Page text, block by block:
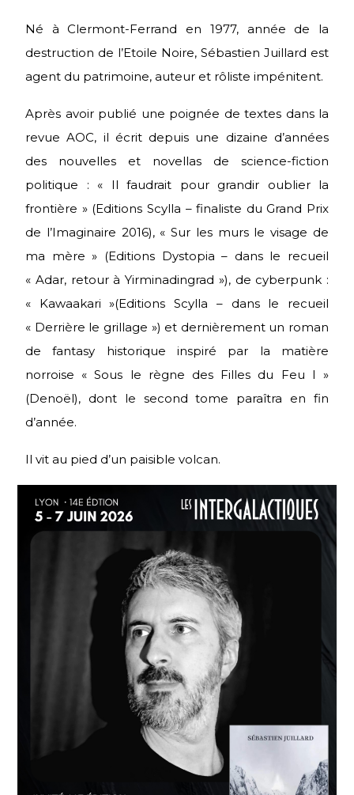
Né à Clermont-Ferrand en 1977, année de la
destruction de l’Etoile Noire, Sébastien Juillard est
agent du patrimoine, auteur et rôliste impénitent.
Après avoir publié une poignée de textes dans la
revue AOC, il écrit depuis une dizaine d’années
des nouvelles et novellas de science-fiction
politique : « Il faudrait pour grandir oublier la
frontière » (Editions Scylla – finaliste du Grand Prix
de l’Imaginaire 2016), « Sur les murs le visage de
ma mère » (Editions Dystopia – dans le recueil
« Adar, retour à Yirminadingrad »), de cyberpunk :
« Kawaakari »(Editions Scylla – dans le recueil
« Derrière le grillage ») et dernièrement un roman
de fantasy historique inspiré par la matière
norroise « Sous le règne des Filles du Feu I »
(Denoël), dont le second tome paraîtra en fin
d’année.
Il vit au pied d’un paisible volcan.